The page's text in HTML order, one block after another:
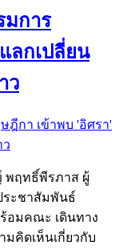
การ
ลกเปลี่ยน
ว
พฤทธิ์พีรภาส ผู้
ระชาสัมพันธ์
อมคณะ เดินทาง
มคิดเห็นเกี่ยวกับ